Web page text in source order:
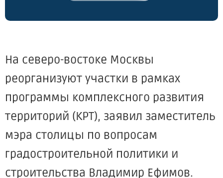
На северо-востоке Москвы
реорганизуют участки в рамках
программы комплексного развития
территорий (КРТ), заявил заместитель
мэра столицы по вопросам
градостроительной политики и
строительства Владимир Ефимов.